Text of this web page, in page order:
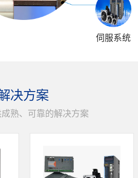
伺服系统
决方案
熟、可靠的解决方案